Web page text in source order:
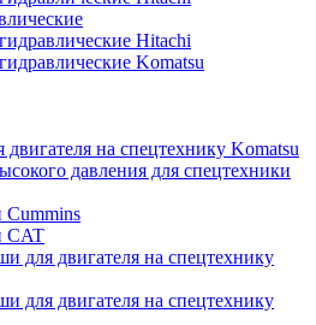
Hitachi
Komatsu
на спецтехнику Komatsu
давления для спецтехники
Cummins
CAT
для двигателя на спецтехнику
для двигателя на спецтехнику